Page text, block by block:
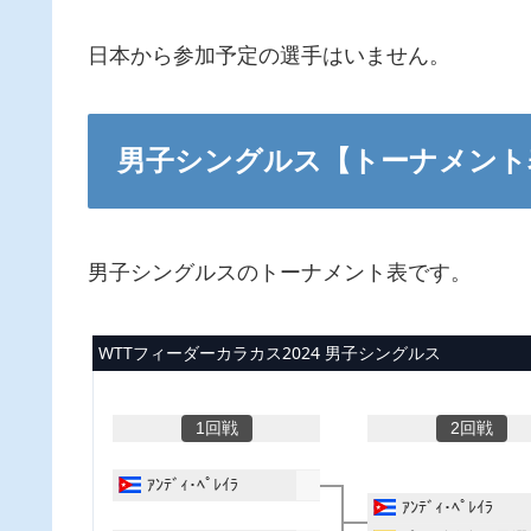
日本から参加予定の選手はいません。
男子シングルス【トーナメン
男子シングルスのトーナメント表です。